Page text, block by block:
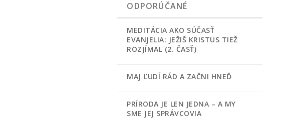
ODPORÚČANÉ
MEDITÁCIA AKO SÚČASŤ
EVANJELIA: JEŽIŠ KRISTUS TIEŽ
ROZJÍMAL (2. ČASŤ)
MAJ ĽUDÍ RÁD A ZAČNI HNEĎ
PRÍRODA JE LEN JEDNA – A MY
SME JEJ SPRÁVCOVIA